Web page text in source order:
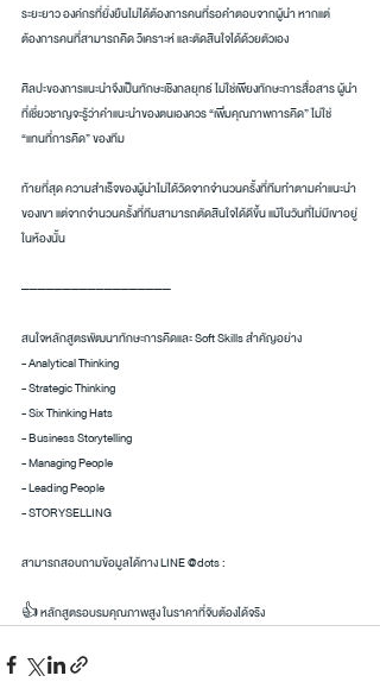
ระยะยาว องค์กรที่ยั่งยืนไม่ได้ต้องการคนที่รอคำตอบจากผู้นำ หากแต่
ต้องการคนที่สามารถคิด วิเคราะห์ และตัดสินใจได้ด้วยตัวเอง
ศิลปะของการแนะนำจึงเป็นทักษะเชิงกลยุทธ์ ไม่ใช่เพียงทักษะการสื่อสาร ผู้นำ
ที่เชี่ยวชาญจะรู้ว่าคำแนะนำของตนเองควร “เพิ่มคุณภาพการคิด” ไม่ใช่
“แทนที่การคิด” ของทีม
ท้ายที่สุด ความสำเร็จของผู้นำไม่ได้วัดจากจำนวนครั้งที่ทีมทำตามคำแนะนำ
ของเขา แต่จากจำนวนครั้งที่ทีมสามารถตัดสินใจได้ดีขึ้น แม้ในวันที่ไม่มีเขาอยู่
ในห้องนั้น
——————————————————
สนใจหลักสูตรพัฒนาทักษะการคิดและ Soft Skills สำคัญอย่าง
- Analytical Thinking
- Strategic Thinking
- Six Thinking Hats
- Business Storytelling
- Managing People
- Leading People
- STORYSELLING
สามารถสอบถามข้อมูลได้ทาง LINE @dots :
👍 หลักสูตรอบรมคุณภาพสูง ในราคาที่จับต้องได้จริง